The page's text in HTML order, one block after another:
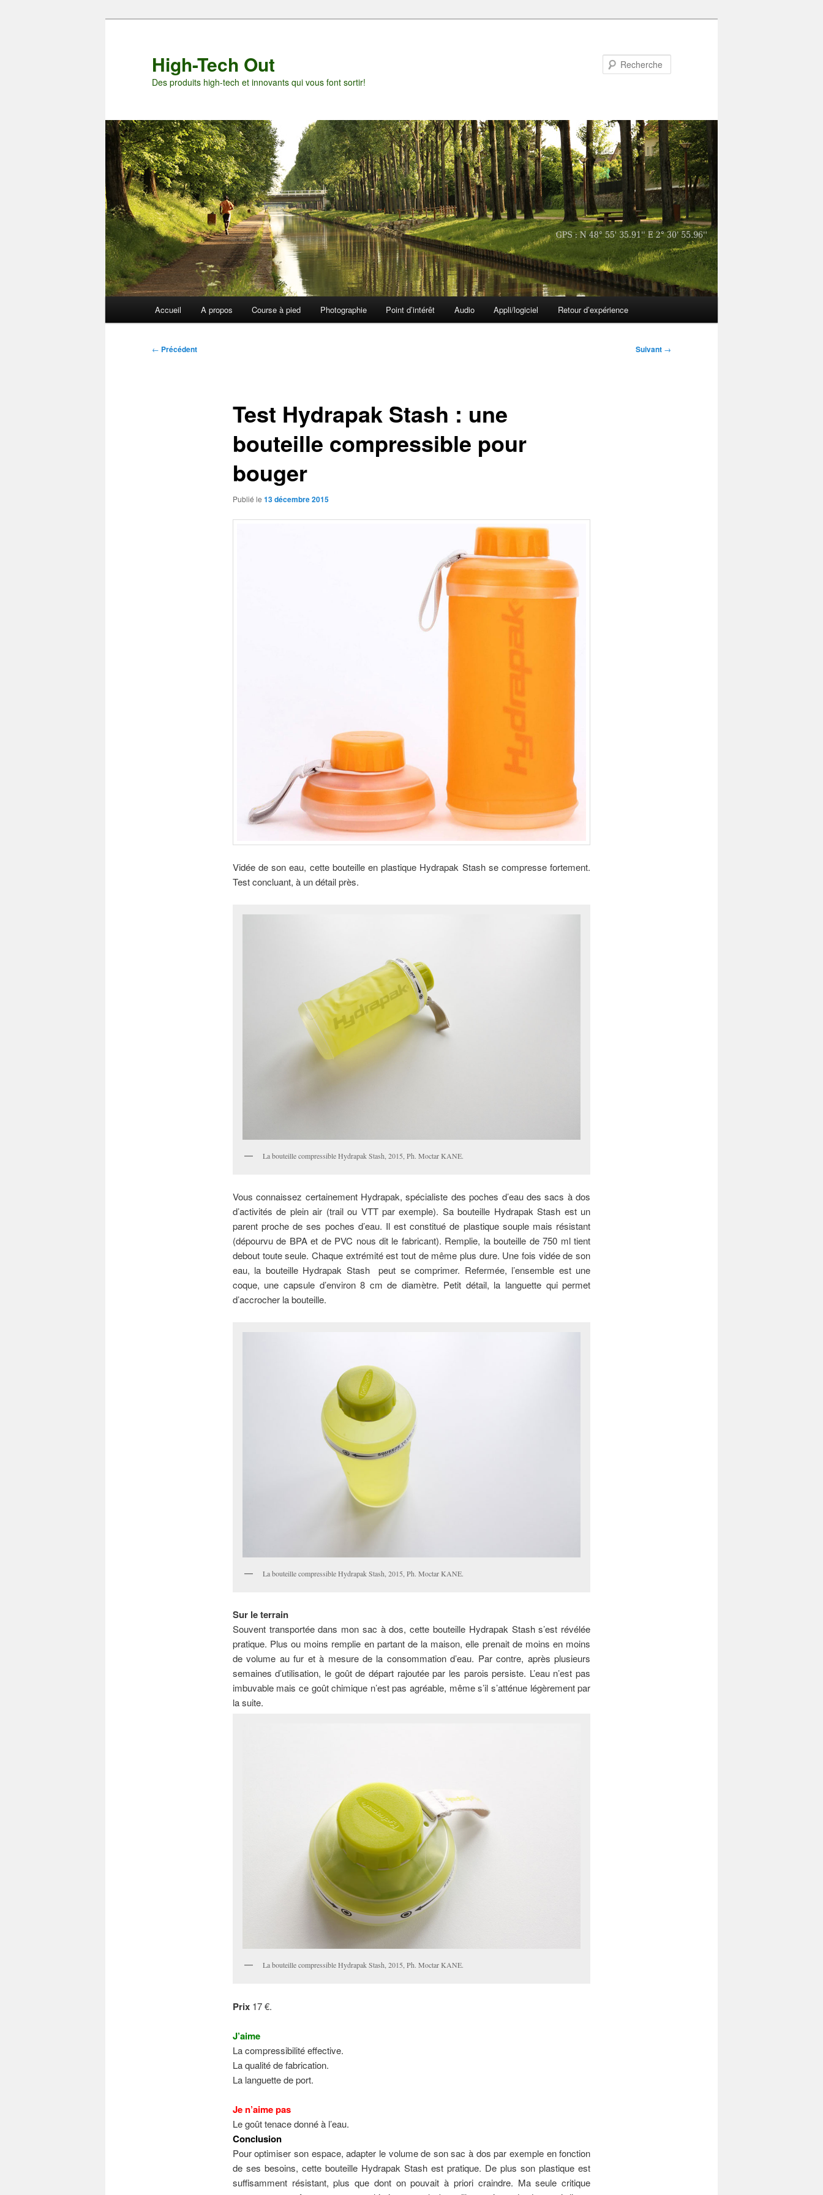
High-Tech Out
Des produits high-tech et innovants qui vous font sortir!
Accueil A propos Course à pied Photographie Point d’intérêt Audio Appli/logiciel Retour d’expérience
Navigation
← Précédent Suivant →
Test Hydrapak Stash : une
bouteille compressible pour
bouger
Publié le 13 décembre 2015
Vidée de son eau, cette bouteille en plastique Hydrapak Stash se compresse fortement.
Test concluant, à un détail près.
La bouteille compressible Hydrapak Stash, 2015, Ph. Moctar KANE.
Vous connaissez certainement Hydrapak, spécialiste des poches d’eau des sacs à dos
d’activités de plein air (trail ou VTT par exemple). Sa bouteille Hydrapak Stash est un
parent proche de ses poches d’eau. Il est constitué de plastique souple mais résistant
(dépourvu de BPA et de PVC nous dit le fabricant). Remplie, la bouteille de 750 ml tient
debout toute seule. Chaque extrémité est tout de même plus dure. Une fois vidée de son
eau, la bouteille Hydrapak Stash peut se comprimer. Refermée, l’ensemble est une
coque, une capsule d’environ 8 cm de diamètre. Petit détail, la languette qui permet
d’accrocher la bouteille.
La bouteille compressible Hydrapak Stash, 2015, Ph. Moctar KANE.
Sur le terrain
Souvent transportée dans mon sac à dos, cette bouteille Hydrapak Stash s’est révélée
pratique. Plus ou moins remplie en partant de la maison, elle prenait de moins en moins
de volume au fur et à mesure de la consommation d’eau. Par contre, après plusieurs
semaines d’utilisation, le goût de départ rajoutée par les parois persiste. L’eau n’est pas
imbuvable mais ce goût chimique n’est pas agréable, même s’il s’atténue légèrement par
la suite.
La bouteille compressible Hydrapak Stash, 2015, Ph. Moctar KANE.
Prix17 €.
J’aime
La compressibilité effective.
La qualité de fabrication.
La languette de port.
Je n’aime pas
Le goût tenace donné à l’eau.
Conclusion
Pour optimiser son espace, adapter le volume de son sac à dos par exemple en fonction
de ses besoins, cette bouteille Hydrapak Stash est pratique. De plus son plastique est
suffisamment résistant, plus que dont on pouvait à priori craindre. Ma seule critique